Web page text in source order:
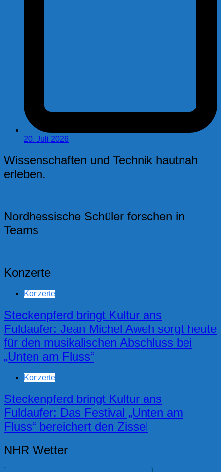
20. Juli 2026
Wissenschaften und Technik hautnah
erleben.
Nordhessische Schüler forschen in
Teams
Konzerte
Konzerte
Steckenpferd bringt Kultur ans
Fuldaufer: Jean Michel Aweh sorgt heute
für den musikalischen Abschluss bei
„Unten am Fluss“
Konzerte
Steckenpferd bringt Kultur ans
Fuldaufer: Das Festival „Unten am
Fluss“ bereichert den Zissel
NHR Wetter